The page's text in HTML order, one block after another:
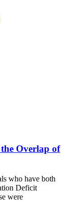
Overlap of
who have both
Deficit
were